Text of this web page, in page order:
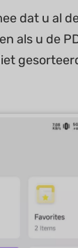
dat u al
als u de